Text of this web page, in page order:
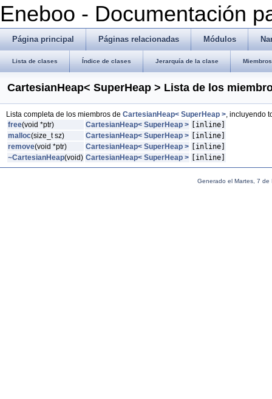
Eneboo - Documentación
Página principal Páginas relacionadas Módulos
Lista de clases Índice de clases Jerarquía de la clase
CartesianHeap< SuperHeap > Lista de los
Lista completa de los miembros de CartesianHeap< SuperHeap >, incluyendo
free(void *ptr) CartesianHeap< SuperHeap >
[inline]
malloc(size_t sz) CartesianHeap< SuperHeap >
[inline]
remove(void *ptr) CartesianHeap< SuperHeap >
[inline]
~CartesianHeap(void) CartesianHeap< SuperHeap > [inline]
Generado el Martes, 7